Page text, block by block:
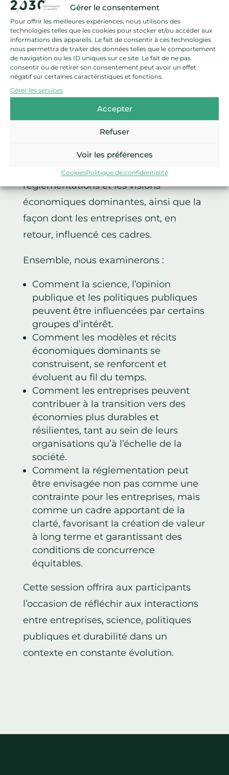
Gérer le consentement
Pour offrir les meilleures expériences, nous utilisons des
technologies telles que les cookies pour stocker et/ou accéder aux
informations des appareils. Le fait de consentir à ces technologies
nous permettra de traiter des données telles que le comportement
de navigation ou les ID uniques sur ce site. Le fait de ne pas
consentir ou de retirer son consentement peut avoir un effet
négatif sur certaines caractéristiques et fonctions.
Gérer les services
Accepter
Refuser
Voir les préférences
CookiesPolitique de confidentialité
Elle a reçu le Prix Volvo de
l’Environnement en 2025 et a été
nommée Docteure Honoris Causa par
l’Université libre de Bruxelles en 2023.
S’appuyant sur l’expertise de Naomi
Oreskes, cette session explorera la
manière dont les activités
économiques ont été façonnées au fil
du temps par les règles, les
réglementations et les visions
économiques dominantes, ainsi que la
façon dont les entreprises ont, en
retour, influencé ces cadres.
Ensemble, nous examinerons :
Comment la science, l’opinion
publique et les politiques publiques
peuvent être influencées par certains
groupes d’intérêt.
Comment les modèles et récits
économiques dominants se
construisent, se renforcent et
évoluent au fil du temps.
Comment les entreprises peuvent
contribuer à la transition vers des
économies plus durables et
résilientes, tant au sein de leurs
organisations qu’à l’échelle de la
société.
Comment la réglementation peut
être envisagée non pas comme une
contrainte pour les entreprises, mais
comme un cadre apportant de la
clarté, favorisant la création de valeur
à long terme et garantissant des
conditions de concurrence
équitables.
Cette session offrira aux participants
l’occasion de réfléchir aux interactions
entre entreprises, science, politiques
publiques et durabilité dans un
contexte en constante évolution.